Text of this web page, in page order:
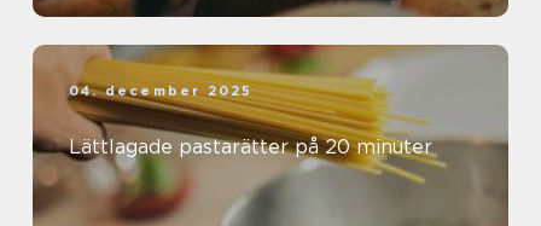
04. december 2025
Lättlagade pastarätter på 20 minuter